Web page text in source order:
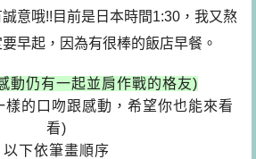
意哦!!目前是日本時間1:30，我又熬
早起，因為有很棒的飯店早餐。
動仍有一起並肩作戰的格友)
樣的口吻跟感動，希望你也能來看
看)
以下依筆畫順序